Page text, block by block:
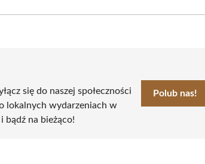
się do naszej społeczności
lokalnych wydarzeniach w
bądź na bieżąco!
Polub nas!